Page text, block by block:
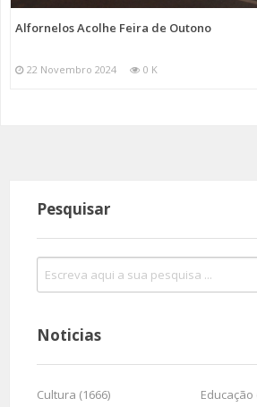
Alfornelos Acolhe Feira de Outono
22 Novembro 2024 0 K
Pesquisar
Noticias
Cultura (1666)
Educação